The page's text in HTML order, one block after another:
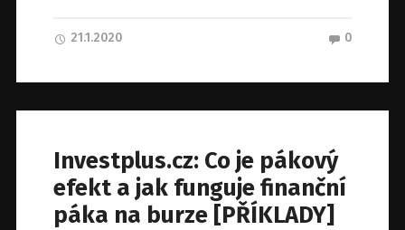
21.1.2020 0
Investplus.cz: Co je pákový
efekt a jak funguje finanční
páka na burze [PŘÍKLADY]